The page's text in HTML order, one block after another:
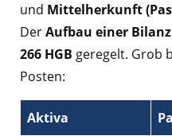
und Mittelherkunft
DerAufbau einer Bilanz
266 HGB geregelt. Grob
Posten:
Aktiva